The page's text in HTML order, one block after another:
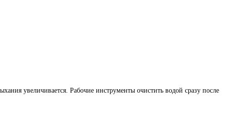
увеличивается. Рабочие инструменты очистить водой сразу после